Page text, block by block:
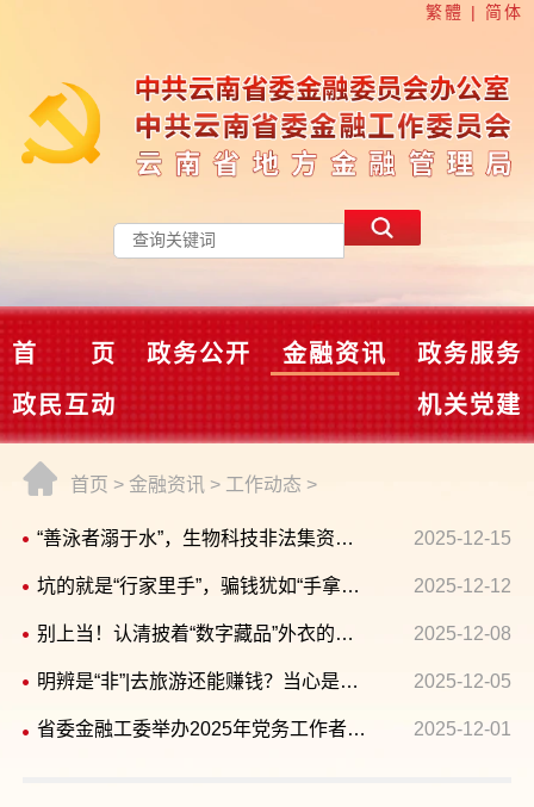
繁體 | 简体
首 页 政务公开 金融资讯
政务服务
政民互动
机关党建
首页 > 金融资讯 > 工作动态 >
“善泳者溺于水”，生物科技非法集资套路深|明辨是“非” 2025-12-15
坑的就是“行家里手”，骗钱犹如“手拿把掐” | 明辨是“非” 2025-12-12
别上当！认清披着“数字藏品”外衣的非法集资|明辨是“非” 2025-12-08
明辨是“非”|去旅游还能赚钱？当心是非法集资陷阱！ 2025-12-05
省委金融工委举办2025年党务工作者培训班 2025-12-01